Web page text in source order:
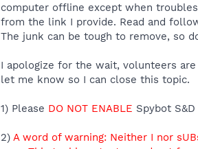
computer offline except when
from the link I provide. Read and
The junk can be tough to remove, so
I apologize for the wait, volunteers
let me know so I can close this topic.
1) Please DO NOT ENABLE Spybot
2) A word of warning: Neither I nor